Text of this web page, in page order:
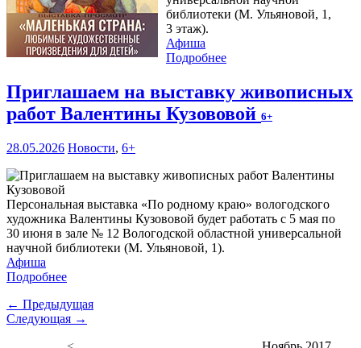
библиотеки (М. Ульяновой, 1,
3 этаж).
Афиша
Подробнее
Приглашаем на выставку живописных
работ Валентины Кузововой 6+
28.05.2026 Новости, 6+
Персональная выставка «По родному краю» вологодского
художника Валентины Кузововой будет работать с 5 мая по
30 июня в зале № 12 Вологодской областной универсальной
научной библиотеки (М. Ульяновой, 1).
Афиша
Подробнее
← Предыдущая
Следующая →